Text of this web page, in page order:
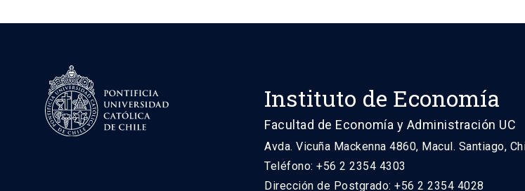
Instituto de Economía
Facultad de Economía y Administración UC
Avda. Vicuña Mackenna 4860, Macul. Santiago,
Teléfono: +56 2 2354 4303
Dirección de Postgrado: +56 2 2354 4028